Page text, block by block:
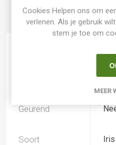
PRODUCT
Geurend
Soort Iris
Cookies Helpen ons om
verlenen. Als je gebruik
stem je toe om
MEER